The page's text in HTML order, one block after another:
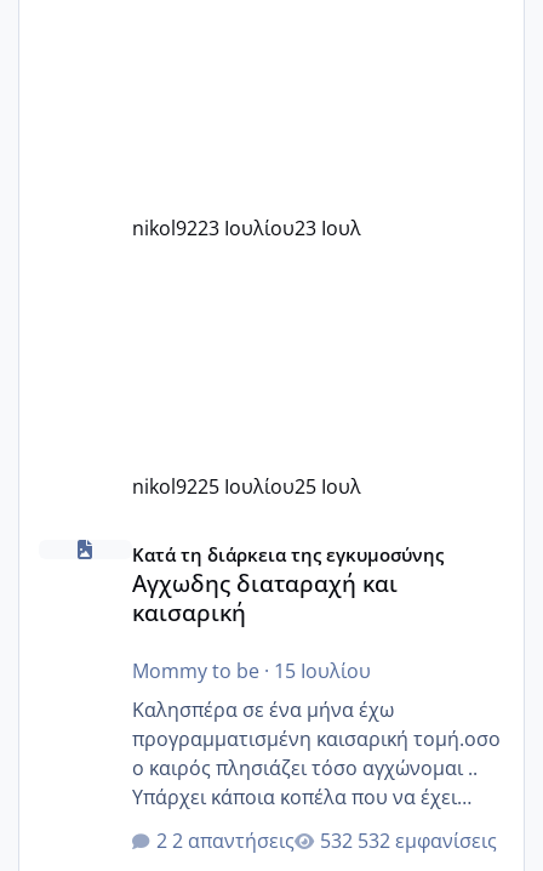
nikol9223 Ιουλίου23 Ιουλ
nikol9225 Ιουλίου25 Ιουλ
Αγχωδης διαταραχή και καισαρική
Κατά τη διάρκεια της εγκυμοσύνης
Αγχωδης διαταραχή και
καισαρική
Mommy to be· 15 Ιουλίου
Καλησπέρα σε ένα μήνα έχω
προγραμματισμένη καισαρική τομή.οσο
ο καιρός πλησιάζει τόσο αγχώνομαι ..
Υπάρχει κάποια κοπέλα που να έχει
παρόμοιο ιστορικό να μας πει την
εμπειρία της;Να σημειώσω είναι η
2 απαντήσεις 532 εμφανίσεις